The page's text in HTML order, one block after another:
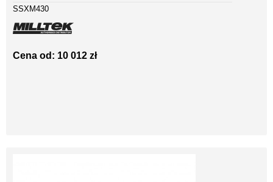
SSXM430
Cena od: 10 012 zł